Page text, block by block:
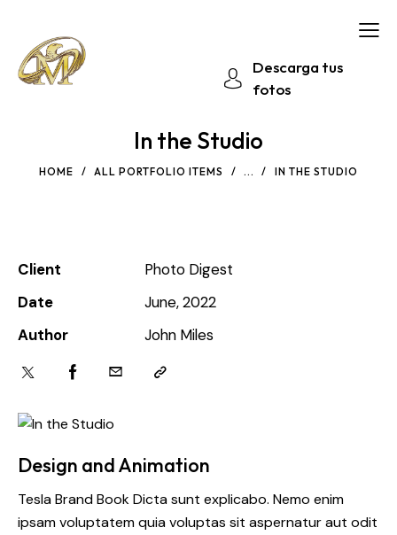
Descarga tus
fotos
In the Studio
HOME ALL PORTFOLIO ITEMS ... IN THE STUDIO
Client
Photo Digest
Date
June, 2022
Author
John Miles
Design and Animation
Tesla Brand Book Dicta sunt explicabo. Nemo enim
ipsam voluptatem quia voluptas sit aspernatur aut odit